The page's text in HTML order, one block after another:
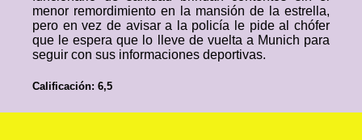
menor remordimiento en la mansión de la estrella,
pero en vez de avisar a la policía le pide al chófer
que le espera que lo lleve de vuelta a Munich para
seguir con sus informaciones deportivas.
Calificación: 6,5